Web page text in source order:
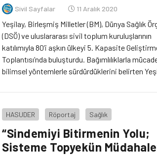
Sivil Sayfalar 11 Aralık 2020
Yeşilay, Birleşmiş Milletler (BM), Dünya Sağlık
(DSÖ) ve uluslararası sivil toplum kuruluşlarının
katılımıyla 80’i aşkın ülkeyi 5. Kapasite
Toplantısı’nda buluşturdu. Bağımlılıklarla
bilimsel yöntemlerle sürdürdüklerini belirten
pandemisi nedeniyle bağımlılıkların daha da
gündem maddesi haline geldiği bu dönemde
deneyimlerimizi tüm dünyayla paylaşıyoruz” dedi.
HASUDER Röportaj Sağlık
“Sindemiyi Bitirmenin Yolu;
Sisteme Topyekün